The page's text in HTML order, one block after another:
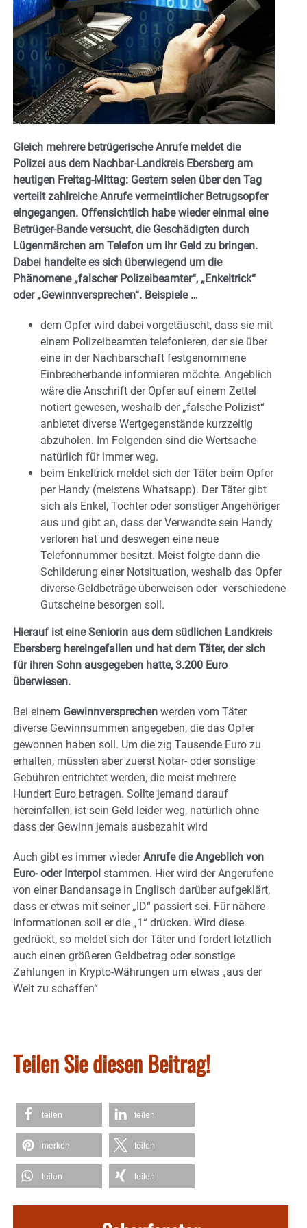
Gleich mehrere betrügerische Anrufe meldet die
Polizei aus dem Nachbar-Landkreis Ebersberg am
heutigen Freitag-Mittag: Gestern seien über den Tag
verteilt zahlreiche Anrufe vermeintlicher Betrugsopfer
eingegangen. Offensichtlich habe wieder einmal eine
Betrüger-Bande versucht, die Geschädigten durch
Lügenmärchen am Telefon um ihr Geld zu bringen.
Dabei handelte es sich überwiegend um die
Phänomene „falscher Polizeibeamter“, „Enkeltrick“
oder „Gewinnversprechen“. Beispiele …
dem Opfer wird dabei vorgetäuscht, dass sie mit
einem Polizeibeamten telefonieren, der sie über
eine in der Nachbarschaft festgenommene
Einbrecherbande informieren möchte. Angeblich
wäre die Anschrift der Opfer auf einem Zettel
notiert gewesen, weshalb der „falsche Polizist“
anbietet diverse Wertgegenstände kurzzeitig
abzuholen. Im Folgenden sind die Wertsache
natürlich für immer weg.
beim Enkeltrick meldet sich der Täter beim Opfer
per Handy (meistens Whatsapp). Der Täter gibt
sich als Enkel, Tochter oder sonstiger Angehöriger
aus und gibt an, dass der Verwandte sein Handy
verloren hat und deswegen eine neue
Telefonnummer besitzt. Meist folgte dann die
Schilderung einer Notsituation, weshalb das Opfer
diverse Geldbeträge überweisen oder verschiedene
Gutscheine besorgen soll.
Hierauf ist eine Seniorin aus dem südlichen Landkreis
Ebersberg hereingefallen und hat dem Täter, der sich
für ihren Sohn ausgegeben hatte, 3.200 Euro
überwiesen.
Bei einem Gewinnversprechen werden vom Täter
diverse Gewinnsummen angegeben, die das Opfer
gewonnen haben soll. Um die zig Tausende Euro zu
erhalten, müssten aber zuerst Notar- oder sonstige
Gebühren entrichtet werden, die meist mehrere
Hundert Euro betragen. Sollte jemand darauf
hereinfallen, ist sein Geld leider weg, natürlich ohne
dass der Gewinn jemals ausbezahlt wird
Auch gibt es immer wiederAnrufe die Angeblich von
Euro- oder Interpol stammen. Hier wird der Angerufene
von einer Bandansage in Englisch darüber aufgeklärt,
dass er etwas mit seiner „ID“ passiert sei. Für nähere
Informationen soll er die „1“ drücken. Wird diese
gedrückt, so meldet sich der Täter und fordert letztlich
auch einen größeren Geldbetrag oder sonstige
Zahlungen in Krypto-Währungen um etwas „aus der
Welt zu schaffen“
Teilen Sie diesen Beitrag!
teilen teilen
merken teilen
teilen teilen